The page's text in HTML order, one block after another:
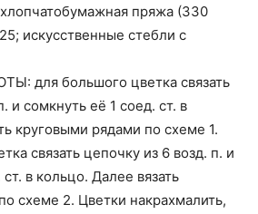
пряжа (330
искусственные стебли с
для большого цветка связать
и сомкнуть её 1 соед. ст. в
круговыми рядами по схеме 1.
связать цепочку из 6 возд. п. и
в кольцо. Далее вязать
схеме 2. Цветки накрахмалить,